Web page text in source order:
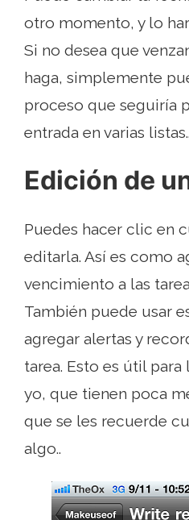
otro momento, y lo
Si no desea que
haga, simplemente
proceso que seguiría
entrada en varias listas..
Edición de
Puedes hacer clic en
editarla. Así es como
vencimiento a las
También puede usar
agregar alertas y
tarea. Esto es útil
yo, que tienen poca
que se les recuerde
algo..